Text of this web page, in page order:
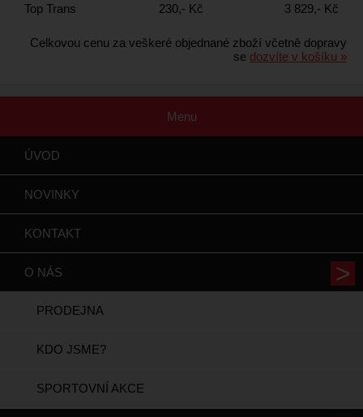
Top Trans 230,- Kč 3 829,- Kč
Celkovou cenu za veškeré objednané zboží včetně dopravy
se dozvíte v košíku »
Menu
ÚVOD
NOVINKY
KONTAKT
O NÁS
PRODEJNA
KDO JSME?
SPORTOVNÍ AKCE